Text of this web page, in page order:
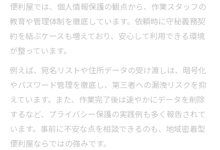
便利屋では、個人情報保護の観点から、作業スタッフの
教育や管理体制を徹底しています。依頼時に守秘義務契
約を結ぶケースも増えており、安心して利用できる環境
が整っています。
例えば、宛名リストや住所データの受け渡しは、暗号化
やパスワード管理を徹底し、第三者への漏洩リスクを抑
えています。また、作業完了後は速やかにデータを削除
するなど、プライバシー保護の実践例も多く報告されて
います。事前に不安な点を相談できるのも、地域密着型
便利屋ならではの強みです。